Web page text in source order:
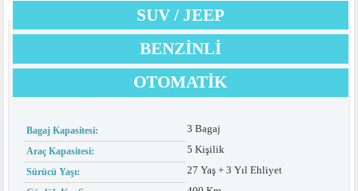
SUV / JEEP
BENZINLI
OTOMATIK
Bagaj Kapasitesi: 3 Bagaj
Araç Kapasitesi: 5 Kişilik
Sürücü Yaşı: 27 Yaş + 3 Yıl Ehliyet